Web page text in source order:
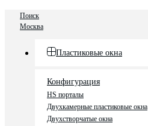
Поиск
Москва
Пластиковые окна
Конфигурация
HS порталы
Двухкамерные пластиковые окна
Двухстворчатые окна